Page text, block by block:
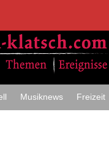
Musiknews Freizeit